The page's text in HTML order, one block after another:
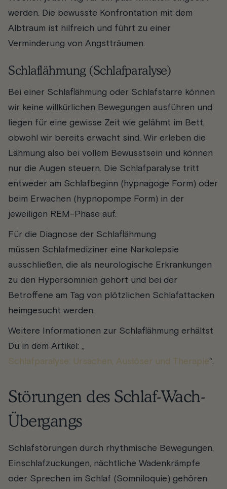
werden. Die bewusste Konfrontation mit dem
Albtraum ist hilfreich und führt zu einer
Verminderung von Angstträumen.
Schlaflähmung (Schlafparalyse)
Bei einer Schlaflähmung oder Schlafstarre können
wir keine willkürlichen Bewegungen ausführen und
liegen für eine gewisse Zeit wie gelähmt im Bett,
obwohl wir bereits erwacht sind. Wir erleben die
Lähmung also bei vollem Bewusstsein und können
nur die Augen steuern. Die Schlafparalyse tritt
entweder am Schlafbeginn (hypnagoge Form) oder
beim Erwachen (hypnopompe Form) in der
jeweiligen REM-Phase auf.
Für die Diagnose der Schlaflähmung
müssen Schlafmediziner eine Narkolepsie
ausschließen, die als neurologische Erkrankungen
zu den Hypersomnien gehört und bei der
Betroffene am Tag von plötzlichen Schlafattacken
heimgesucht werden.
Weitere Informationen zur Schlaflähmung erhältst
Du in dem Artikel: „
Schlafparalyse: Ursachen, Auslöser und Therapie“.
Störungen des Schlaf-Wach-
Übergangs
Schlafstörungen durch rhythmische Bewegungen,
Einschlafzuckungen, nächtliche Wadenkrämpfe
oder Sprechen im Schlaf (Somniloquie) gehören